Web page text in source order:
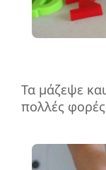
Τα μάζεψε
πολλές